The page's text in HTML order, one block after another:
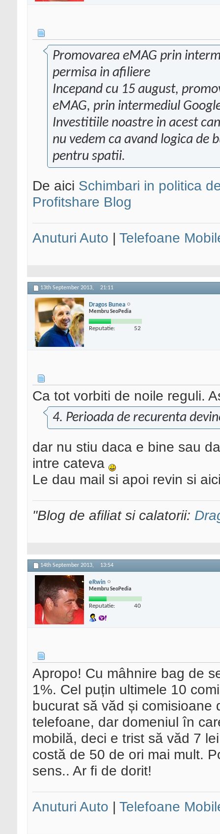
Promovarea eMAG prin
permisa in afiliere
Incepand cu 15 august,
eMAG, prin intermediul
Investitiile noastre in acest
nu vedem ca avand logica de
pentru spatii.
De aici Schimbari in politica
Profitshare Blog
Anuturi Auto | Telefoane
13th September 2013, 21:11
Dragos Bunea
Membru SeoPedia
Reputatie: 52
Ca tot vorbiti de noile reguli.
4. Perioada de recurenta
dar nu stiu daca e bine sau
intre cateva
Le dau mail si apoi revin si
"Blog de afiliat si calatorii:
14th September 2013, 13:54
eRwin
Membru SeoPedia
Reputatie: 40
Apropo! Cu mâhnire bag de
1%. Cel puțin ultimele 10
bucurat să văd și
telefoane, dar domeniul în
mobilă, deci e trist să văd 7
costă de 50 de ori mai mult.
sens.. Ar fi de dorit!
Anuturi Auto | Telefoane